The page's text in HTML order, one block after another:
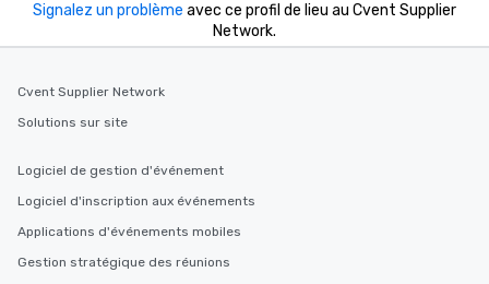
Signalez un problème avec ce profil de lieu au Cvent Supplier
Network.
Cvent Supplier Network
Solutions sur site
Logiciel de gestion d'événement
Logiciel d'inscription aux événements
Applications d'événements mobiles
Gestion stratégique des réunions